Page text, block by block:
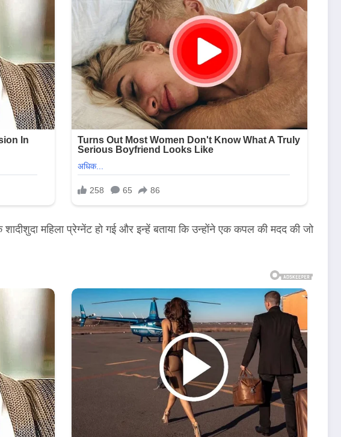
महिला प्रेग्नेंट हो गई और इन्हें बताया कि उन्होंने एक कपल की मदद की जो